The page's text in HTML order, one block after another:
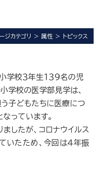
ジカテゴリ 属性 トピックス
学校３年生１３９名の児
学校の医学部見学は、
子どもたちに医療につ
っています。
したが、コロナウイルス
いたため、今回は４年振